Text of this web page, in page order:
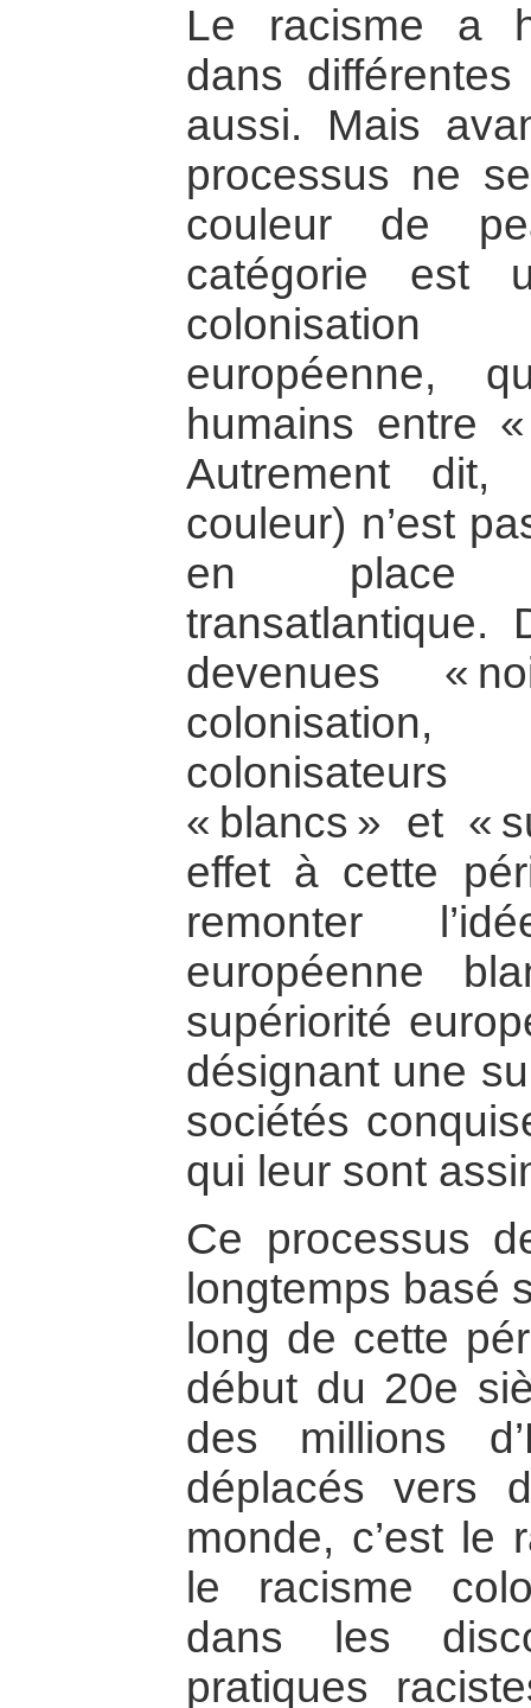
Le racisme a
dans différentes
aussi. Mais
processus ne
couleur de
catégorie est
européenne,
humains entre
Autrement dit,
couleur) n’est
en place
transatlantique.
devenues «
« blancs » et «
effet à cette
remonter
européenne
supériorité
désignant une
sociétés
qui leur sont
Ce processus
longtemps basé
long de cette
début du 20e
des millions
déplacés vers
monde, c’est le
le racisme
dans les
pratiques